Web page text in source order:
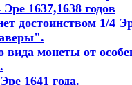
1637,1638 годов
достоинством 1/4
.
монеты от
.
1641 года.